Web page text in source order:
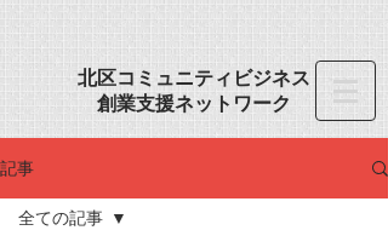
​北区コミュニティビジネス
創業支援ネットワーク
記事
全ての記事